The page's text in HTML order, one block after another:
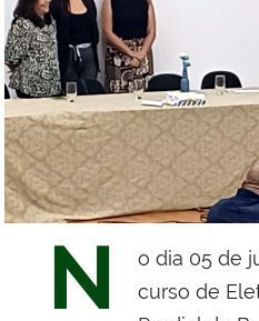
N
o dia 05 de
curso de